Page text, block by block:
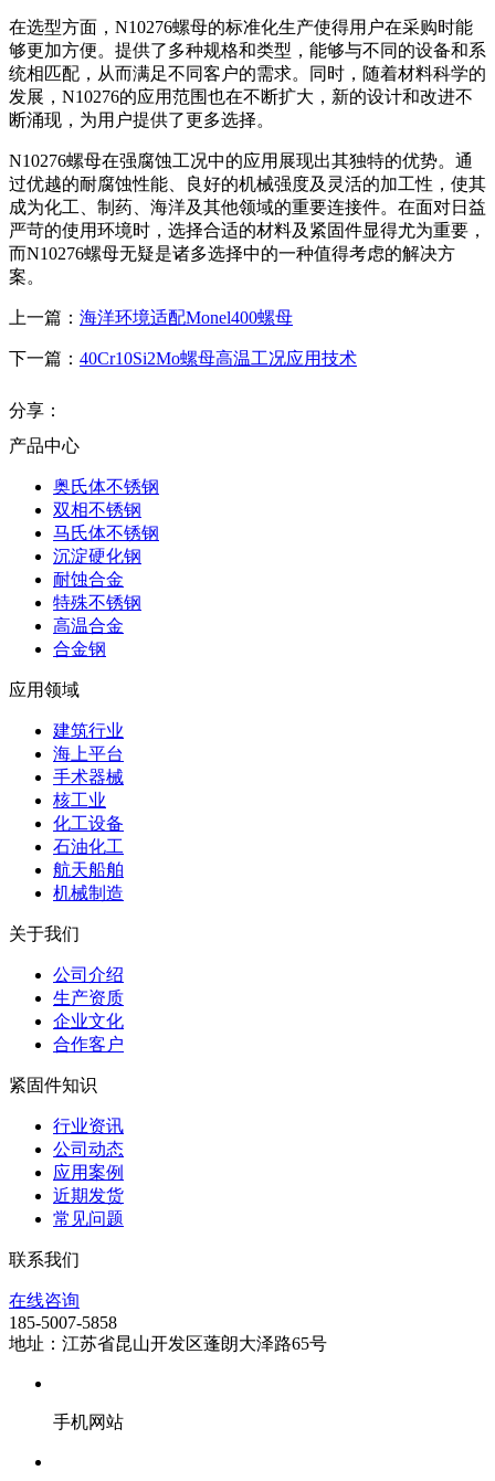
在选型方面，N10276螺母的标准化生产使得用户在采购时能
够更加方便。提供了多种规格和类型，能够与不同的设备和系
统相匹配，从而满足不同客户的需求。同时，随着材料科学的
发展，N10276的应用范围也在不断扩大，新的设计和改进不
断涌现，为用户提供了更多选择。
N10276螺母在强腐蚀工况中的应用展现出其独特的优势。通
过优越的耐腐蚀性能、良好的机械强度及灵活的加工性，使其
成为化工、制药、海洋及其他领域的重要连接件。在面对日益
严苛的使用环境时，选择合适的材料及紧固件显得尤为重要，
而N10276螺母无疑是诸多选择中的一种值得考虑的解决方
案。
上一篇： 海洋环境适配Monel400螺母
下一篇： 40Cr10Si2Mo螺母高温工况应用技术
分享：
产品中心
奥氏体不锈钢
双相不锈钢
马氏体不锈钢
沉淀硬化钢
耐蚀合金
特殊不锈钢
高温合金
合金钢
应用领域
建筑行业
海上平台
手术器械
核工业
化工设备
石油化工
航天船舶
机械制造
关于我们
公司介绍
生产资质
企业文化
合作客户
紧固件知识
行业资讯
公司动态
应用案例
近期发货
常见问题
联系我们
在线咨询
185-5007-5858
地址：江苏省昆山开发区蓬朗大泽路65号
手机网站